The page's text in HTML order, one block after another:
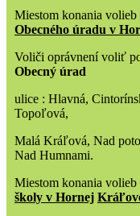
Miestom konania
Obecného úradu v
Voliči oprávnení voliť
Obecný úrad
ulice : Hlavná,
Topoľová,
Malá Kráľová, Nad
Nad Humnami.
Miestom konania
školy v Hornej